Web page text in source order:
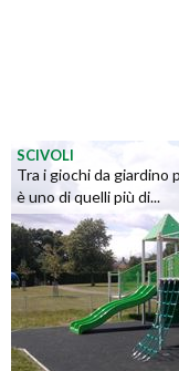
SCIVOLI
Tra i giochi da giardino
è uno di quelli più di...